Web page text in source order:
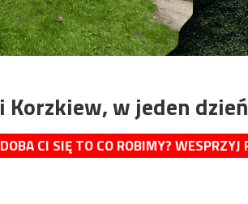
w jeden dzień
CI SIĘ TO CO ROBIMY?